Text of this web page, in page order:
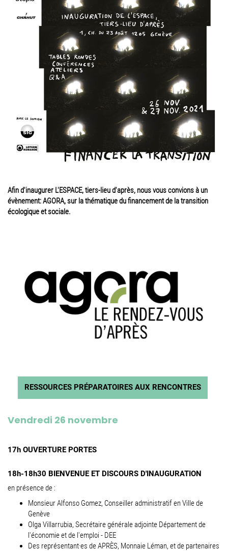
Afin d'inaugurer L'ESPACE, tiers-lieu d'après, nous vous convions à un
évènement: AGORA, sur la thématique du financement de la transition
écologique et sociale.
RESSOURCES PRÉPARATOIRES AUX RENCONTRES
Vendredi 26 novembre
17h OUVERTURE PORTES
18h-18h30 BIENVENUE ET DISCOURS D'INAUGURATION
en présence de :
Monsieur Alfonso Gomez, Conseiller administratif en Ville de
Genève
Olga Villarrubia, Secrétaire générale adjointe Département de
l'économie et de l'emploi - DEE
Des représentant·es de APRÈS, Monnaie Léman, et de partenaires